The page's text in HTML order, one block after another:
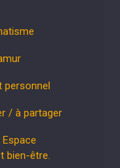
personnel
/ à partager
bien-être.